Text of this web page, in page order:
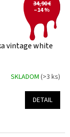
34,90 €
–14 %
vintage white
SKLADOM (>3 ks)
DETAIL